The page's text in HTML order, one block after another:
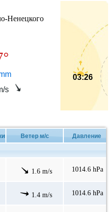
Ненецкого
s
03:26
Ветер м/с Давление
1.6 m/s 1014.6 hPa
1.4 m/s 1014.6 hPa